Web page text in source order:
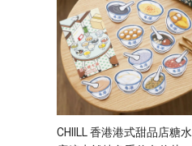
CHIILL 香港港式甜品店糖水